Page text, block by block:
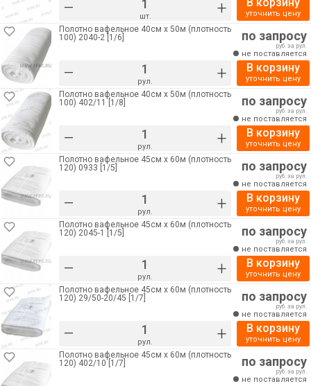
– шт. + уточнить цену
Полотно вафельное 40см х 50м (плотность
100) 2040-2 [1/6]
– рул. +
по запросу
руб. за рул.
не поставляется
В корзину
уточнить цену
Полотно вафельное 40см х 50м (плотность
100) 402/11 [1/8]
– рул. +
по запросу
руб. за рул.
не поставляется
В корзину
уточнить цену
Полотно вафельное 45см х 60м (плотность
120) 0933 [1/5]
– рул. +
по запросу
руб. за рул.
не поставляется
В корзину
уточнить цену
Полотно вафельное 45см х 60м (плотность
120) 2045-1 [1/5]
– рул. +
по запросу
руб. за рул.
не поставляется
В корзину
уточнить цену
Полотно вафельное 45см х 60м (плотность
120) 29/50-20/45 [1/7]
– рул. +
по запросу
руб. за рул.
не поставляется
В корзину
уточнить цену
Полотно вафельное 45см х 60м (плотность
120) 402/10 [1/7]
по запросу
руб. за рул.
не поставляется